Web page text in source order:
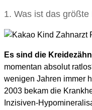
1. Was ist das
Es sind die
momentan absolut
wenigen Jahren immer
2003 bekam die
Inzisiven-